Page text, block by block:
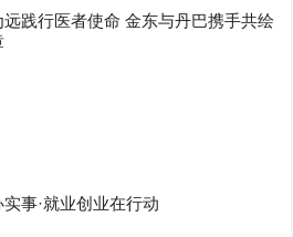
践行医者使命 金东与丹巴携手共绘
事·就业创业在行动